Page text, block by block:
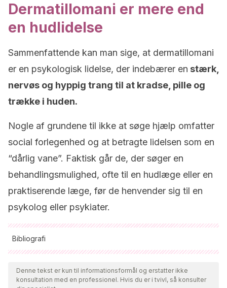
Dermatillomani er mere end
en hudlidelse
Sammenfattende kan man sige, at dermatillomani
er en psykologisk lidelse, der indebærer en stærk,
nervøs og hyppig trang til at kradse, pille og
trække i huden.
Nogle af grundene til ikke at søge hjælp omfatter
social forlegenhed og at betragte lidelsen som en
“dårlig vane”. Faktisk går de, der søger en
behandlingsmulighed, ofte til en hudlæge eller en
praktiserende læge, før de henvender sig til en
psykolog eller psykiater.
Bibliografi
Alle citerede kilder blev grundigt gennemgået af vores team
for at sikre deres kvalitet, pålidelighed, aktualitet og validitet.
Bibliografien i denne artikel blev betragtet som pålidelig og af
Denne tekst er kun til informationsformål og erstatter ikke
konsultation med en professionel. Hvis du er i tvivl, så konsulter